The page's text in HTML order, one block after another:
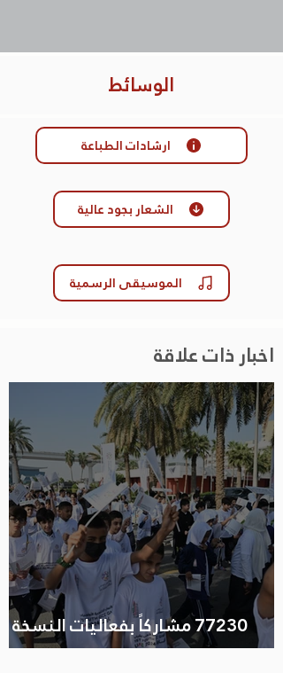
الوسائط
ارشادات الطباعة
الشعار بجود عالية
الموسيقى الرسمية
اخبار ذات علاقة
77230 مشاركاً بفعاليات النسخة
التاسعة من اليوم الرياضي